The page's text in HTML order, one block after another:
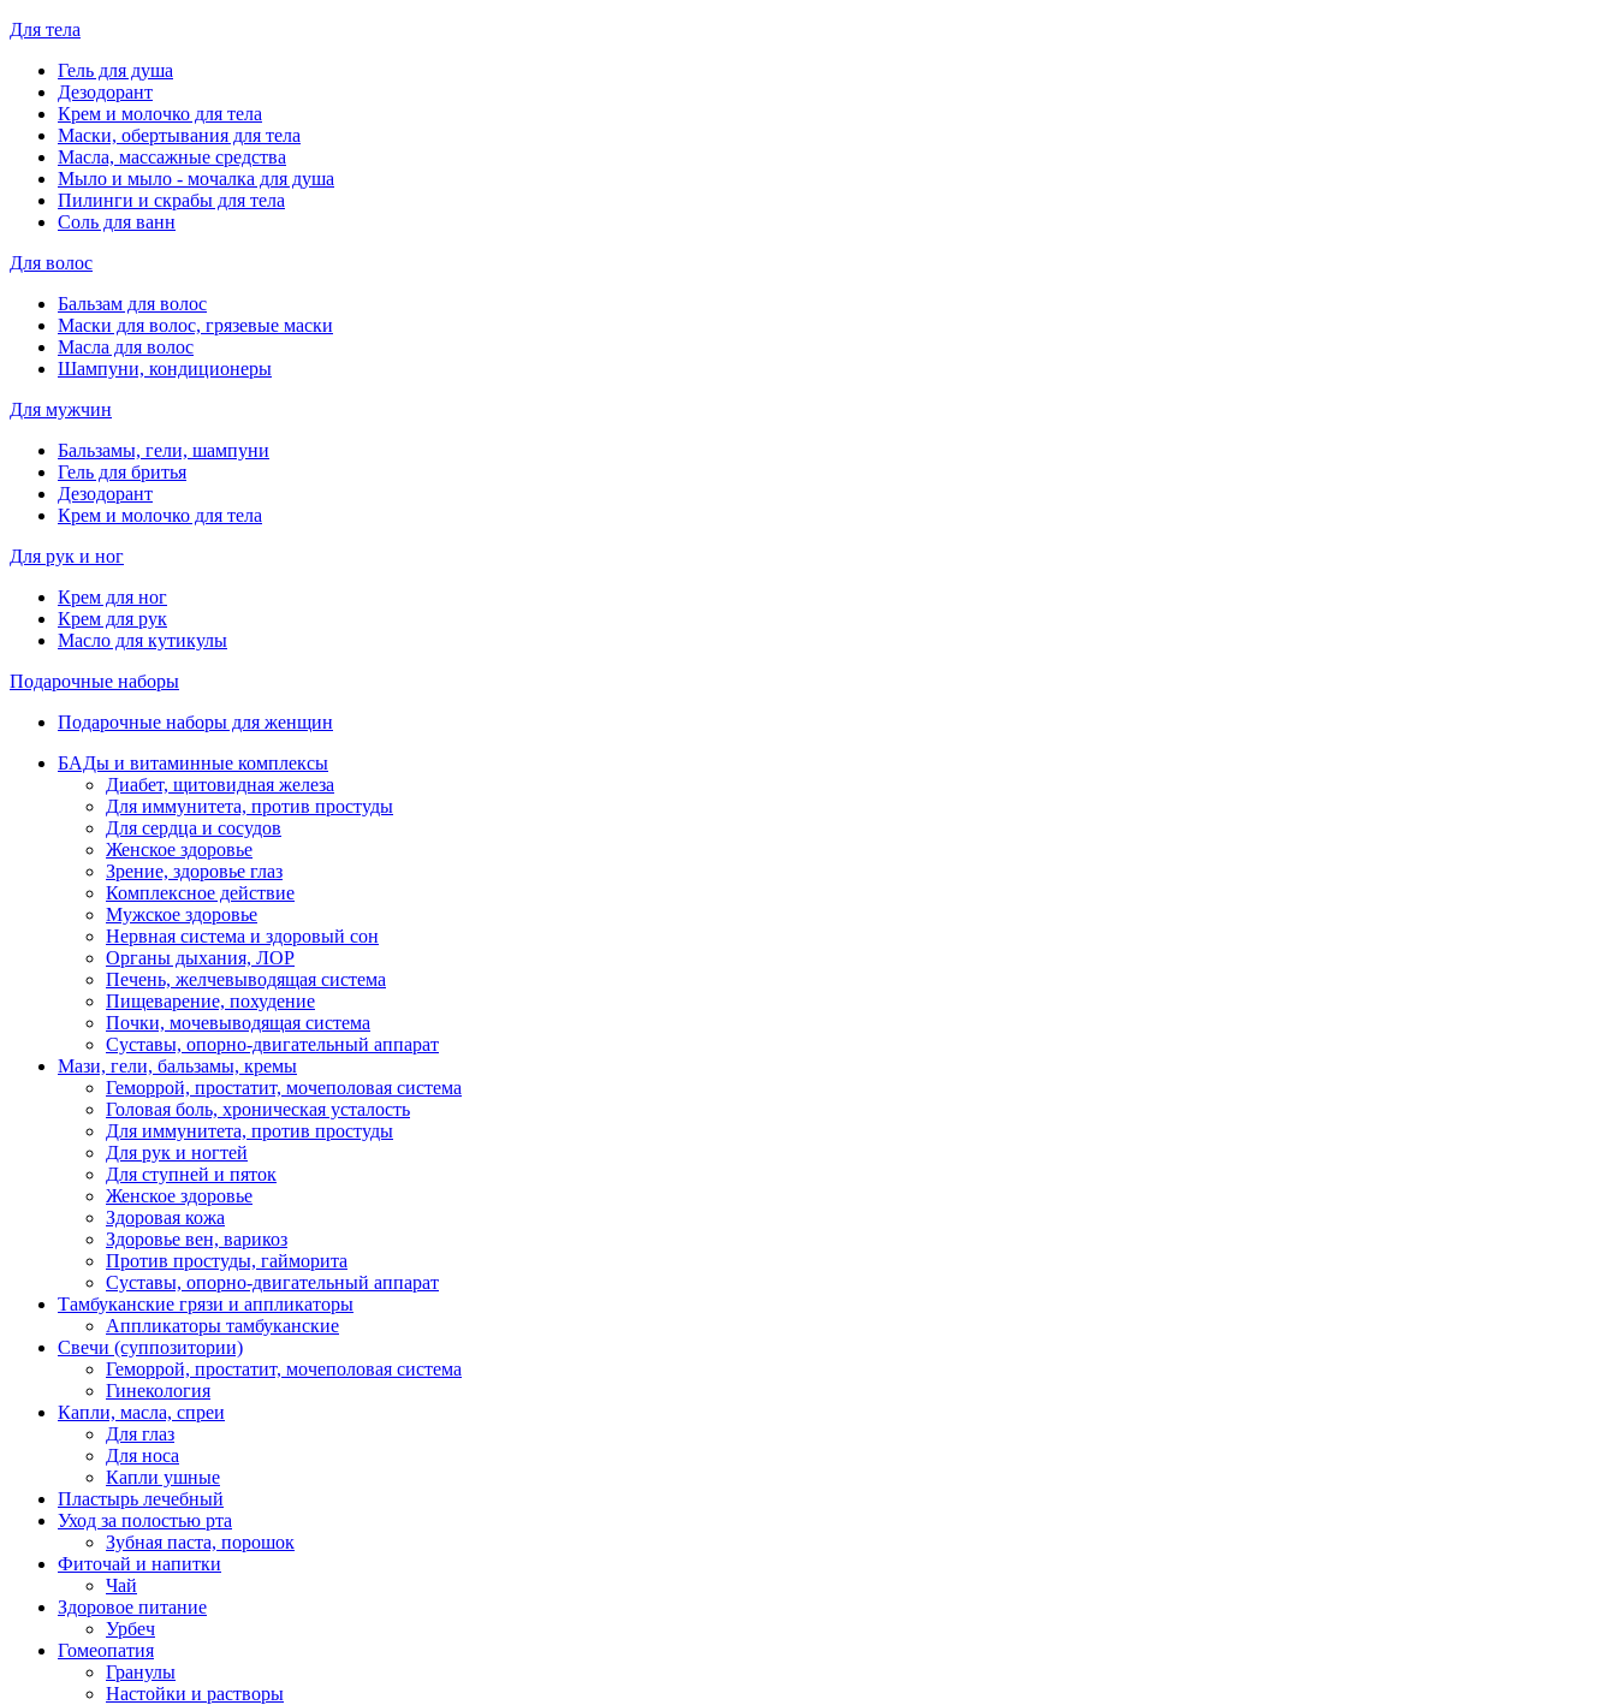
Для тела
Гель для душа
Дезодорант
Крем и молочко для тела
Маски, обертывания для тела
Масла, массажные средства
Мыло и мыло - мочалка для душа
Пилинги и скрабы для тела
Соль для ванн
Для волос
Бальзам для волос
Маски для волос, грязевые маски
Масла для волос
Шампуни, кондиционеры
Для мужчин
Бальзамы, гели, шампуни
Гель для бритья
Дезодорант
Крем и молочко для тела
Для рук и ног
Крем для ног
Крем для рук
Масло для кутикулы
Подарочные наборы
Подарочные наборы для женщин
БАДы и витаминные комплексы
Диабет, щитовидная железа
Для иммунитета, против простуды
Для сердца и сосудов
Женское здоровье
Зрение, здоровье глаз
Комплексное действие
Мужское здоровье
Нервная система и здоровый сон
Органы дыхания, ЛОР
Печень, желчевыводящая система
Пищеварение, похудение
Почки, мочевыводящая система
Суставы, опорно-двигательный аппарат
Мази, гели, бальзамы, кремы
Геморрой, простатит, мочеполовая система
Головая боль, хроническая усталость
Для иммунитета, против простуды
Для рук и ногтей
Для ступней и пяток
Женское здоровье
Здоровая кожа
Здоровье вен, варикоз
Против простуды, гайморита
Суставы, опорно-двигательный аппарат
Тамбуканские грязи и аппликаторы
Аппликаторы тамбуканские
Свечи (суппозитории)
Геморрой, простатит, мочеполовая система
Гинекология
Капли, масла, спреи
Для глаз
Для носа
Капли ушные
Пластырь лечебный
Уход за полостью рта
Зубная паста, порошок
Фиточай и напитки
Чай
Здоровое питание
Урбеч
Гомеопатия
Гранулы
Настойки и растворы